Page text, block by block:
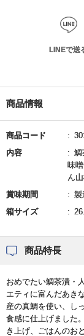
LINEで送
商品情報
商品コード
内容
鯛
味
ん
賞味期間
製
箱サイズ
商品特長
おめでたい鯛茶漬・
エティに富んだあき
産の真鯛を使い、し
食感に仕上げました
き上げ、ごはんのお